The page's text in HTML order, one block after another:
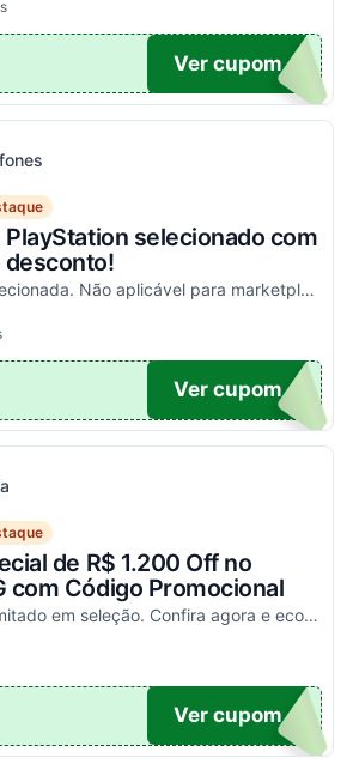
OFF
Ver cupom
selecionado com
desconto!
Válido para lista selecionada. Não aplicável para marketplace. Aproveite!
FF
Ver cupom
de R$ 1.200 Off no
com Código Promocional
Válido por tempo limitado em seleção. Confira agora e economize aplicando o seu cupom!
200
Ver cupom